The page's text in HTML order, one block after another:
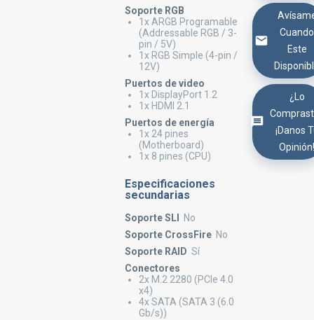
Soporte RGB
1x ARGB Programable
(Addressable RGB / 3-
pin / 5V)
1x RGB Simple (4-pin /
12V)
Puertos de video
1x DisplayPort 1.2
1x HDMI 2.1
Puertos de energía
1x 24 pines
(Motherboard)
1x 8 pines (CPU)
Especificaciones
secundarias
Soporte SLI
No
Soporte CrossFire No
Soporte RAID Sí
Conectores
2x M.2 2280 (PCIe 4.0
x4)
4x SATA (SATA 3 (6.0
Gb/s))
Cuando
Este
¿Lo
¡Danos